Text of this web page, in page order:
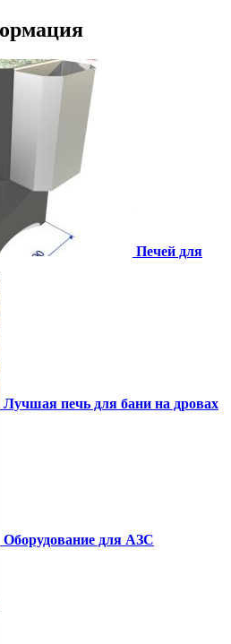
Печей для
Лучшая печь для бани на дровах
Оборудование для АЗС